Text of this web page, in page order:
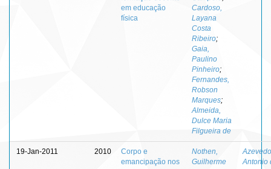
em educação
física
Cardoso,
Layana
Costa
Ribeiro;
Gaia,
Paulino
Pinheiro;
Fernandes,
Robson
Marques;
Almeida,
Dulce Maria
Filgueira de
19-Jan-2011 2010
Corpo e
emancipação nos
Nothen,
Guilherme
Antonio